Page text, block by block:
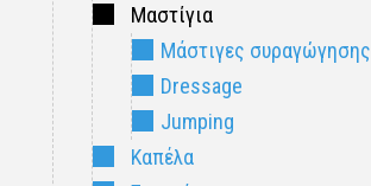
Μαστίγια
Μάστιγες συραγώγησης
Dressage
Jumping
Καπέλα